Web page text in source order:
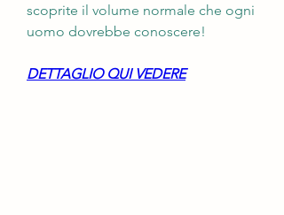
scoprite il volume normale che ogni
uomo dovrebbe conoscere!
DETTAGLIO QUI VEDERE